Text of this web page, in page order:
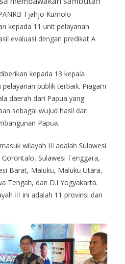
Tjahjo Kumolo
kepada 11 unit pelayanan
evaluasi dengan predikat A
kepada 13 kepala
publik terbaik. Piagam
daerah dari Papua yang
sebagai wujud hasil dari
Papua.
wilayah III adalah Sulawesi
Sulawesi Tenggara,
Barat, Maluku, Maluku Utara,
Tengah, dan D.I Yogyakarta.
III ini adalah 11 provinsi dan